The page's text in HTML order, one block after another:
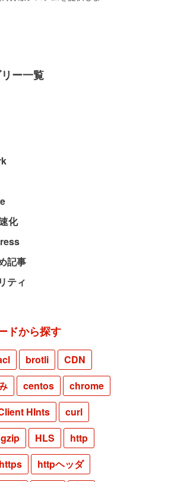
ー一覧
化
記事
ティ
ドから探す
brotli
CDN
centos
chrome
HInts
curl
gzip HLS
http
https
httpヘッダ